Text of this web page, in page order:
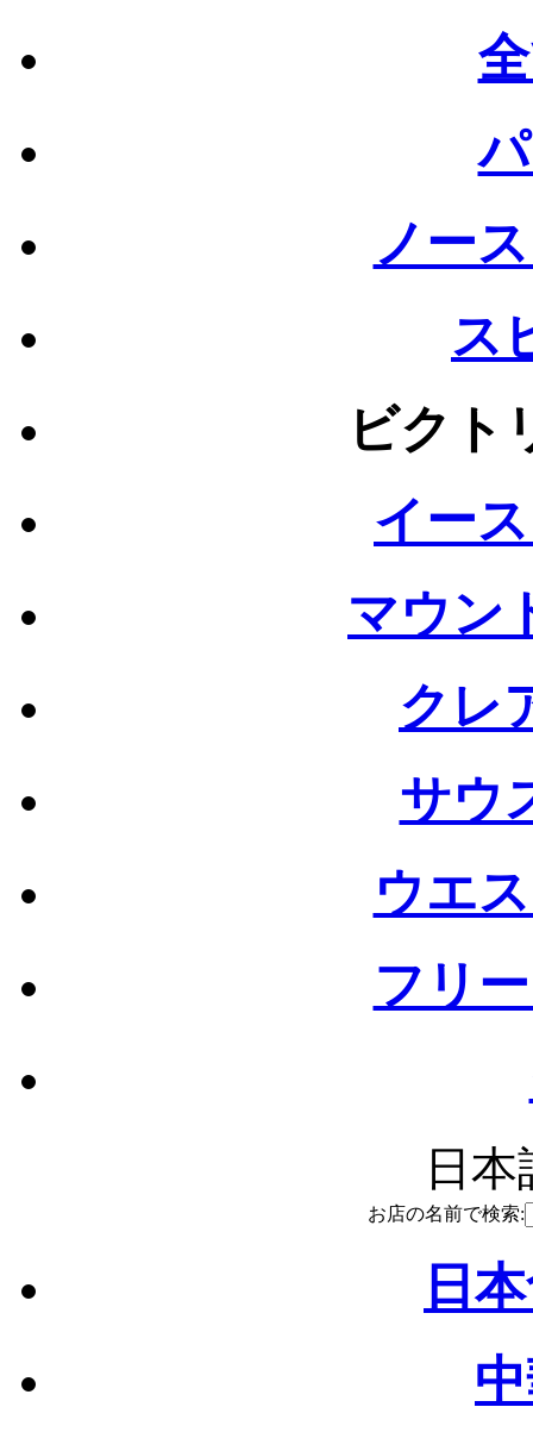
ノー
ス
ビクト
イー
マウン
クレ
サウ
ウエ
フリ
日
お店の名前で検索:
日